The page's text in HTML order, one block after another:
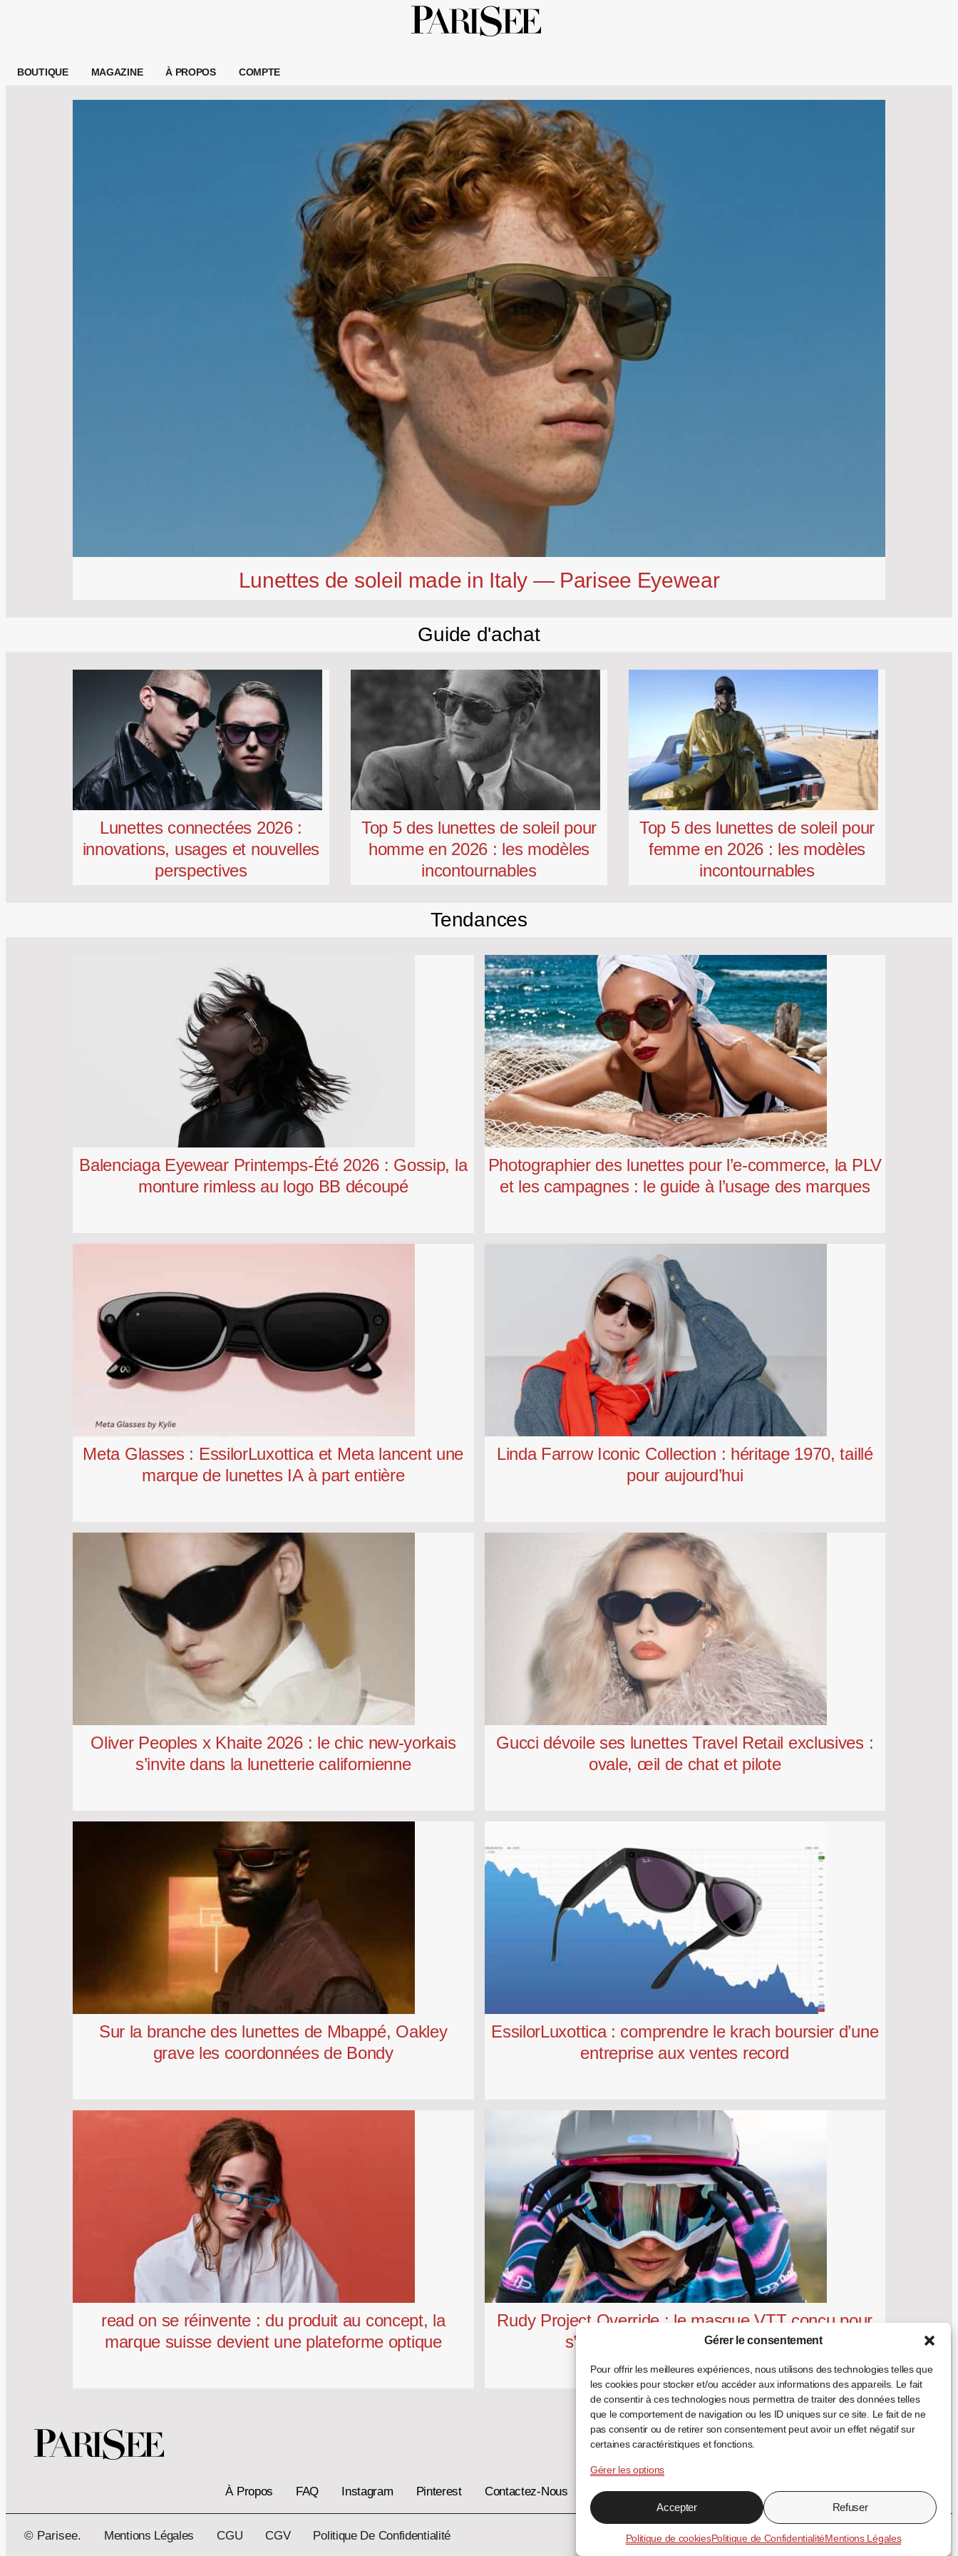
Gérer le consentement
Pour offrir les meilleures expériences, nous utilisons des technologies telles que
les cookies pour stocker et/ou accéder aux informations des appareils. Le fait
de consentir à ces technologies nous permettra de traiter des données telles
que le comportement de navigation ou les ID uniques sur ce site. Le fait de ne
pas consentir ou de retirer son consentement peut avoir un effet négatif sur
certaines caractéristiques et fonctions.
Gérer les options
Accepter Refuser
Politique de cookiesPolitique de ConfidentialitéMentions Légales
BOUTIQUE MAGAZINE À PROPOS COMPTE
Lunettes de soleil made in Italy — Parisee Eyewear
Guide d'achat
Lunettes connectées 2026 :
innovations, usages et nouvelles
perspectives
Top 5 des lunettes de soleil pour
homme en 2026 : les modèles
incontournables
Top 5 des lunettes de soleil pour
femme en 2026 : les modèles
incontournables
Tendances
Balenciaga Eyewear Printemps-Été 2026 : Gossip, la
monture rimless au logo BB découpé
Photographier des lunettes pour l’e-commerce, la PLV
et les campagnes : le guide à l’usage des marques
Meta Glasses : EssilorLuxottica et Meta lancent une
marque de lunettes IA à part entière
Linda Farrow Iconic Collection : héritage 1970, taillé
pour aujourd’hui
Oliver Peoples x Khaite 2026 : le chic new-yorkais
s’invite dans la lunetterie californienne
Gucci dévoile ses lunettes Travel Retail exclusives :
ovale, œil de chat et pilote
Sur la branche des lunettes de Mbappé, Oakley
grave les coordonnées de Bondy
EssilorLuxottica : comprendre le krach boursier d’une
entreprise aux ventes record
read on se réinvente : du produit au concept, la
marque suisse devient une plateforme optique
Rudy Project Override : le masque VTT conçu pour
s’intégrer aux casques Terraform
À Propos FAQ Instagram Pinterest Contactez-Nous Devenir Opticien Partenaire
© Parisee. Mentions Légales CGU CGV Politique De Confidentialité
FR EN ES